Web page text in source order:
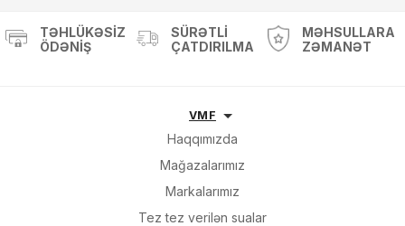
TƏHLÜKƏSIZ
ÖDƏNIŞ
SÜRƏTLI
ÇATDIRILMA
MƏHSULLARA
ZƏMANƏT
VMF
Haqqımızda
Mağazalarımız
Markalarımız
Tez tez verilən sualar